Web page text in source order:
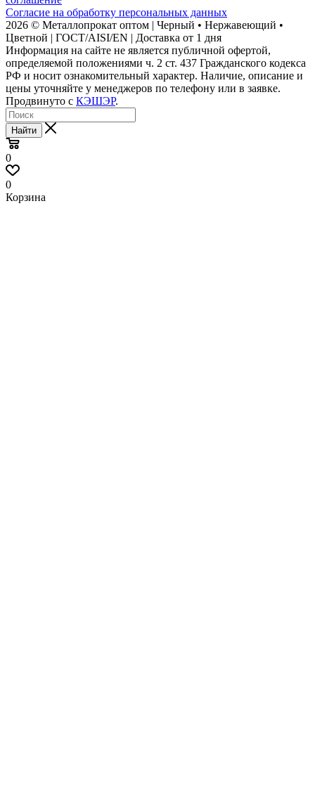
Согласие на обработку персональных данных
2026 © Металлопрокат оптом | Черный • Нержавеющий •
Цветной | ГОСТ/AISI/EN | Доставка от 1 дня
Информация на сайте не является публичной офертой,
определяемой положениями ч. 2 ст. 437 Гражданского кодекса
РФ и носит ознакомительный характер. Наличие, описание и
цены уточняйте у менеджеров по телефону или в заявке.
Продвинуто с КЭШЭР.
Найти
0
0
Корзина